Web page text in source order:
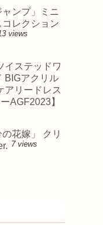
ャンプ」ミニ
レクション
views
イステッドワ
BIGアクリル
アリードレス
AGF2023】
花嫁」 クリ
7 views